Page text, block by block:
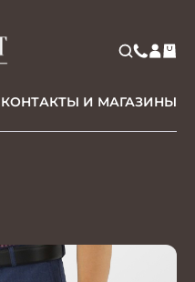
КОНТАКТЫ И МАГАЗИНЫ